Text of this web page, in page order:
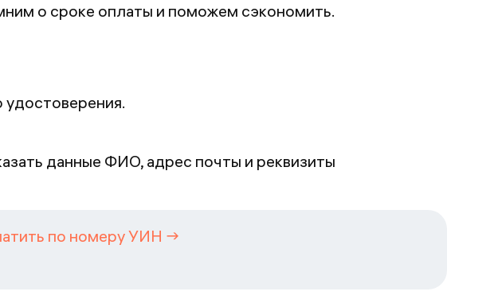
о сроке оплаты и поможем сэкономить.
данные ФИО, адрес почты и реквизиты
по номеру УИН →